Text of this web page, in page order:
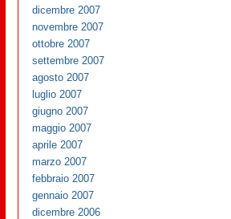
dicembre 2007
novembre 2007
ottobre 2007
settembre 2007
agosto 2007
luglio 2007
giugno 2007
maggio 2007
aprile 2007
marzo 2007
febbraio 2007
gennaio 2007
dicembre 2006